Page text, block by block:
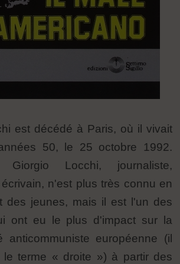
est décédé à Paris, où il vivait
50, le 25 octobre 1992.
Giorgio Locchi, journaliste,
n'est plus très connu en
des jeunes, mais il est l'un des
ont eu le plus d'impact sur la
anticommuniste européenne (il
le terme « droite ») à partir des